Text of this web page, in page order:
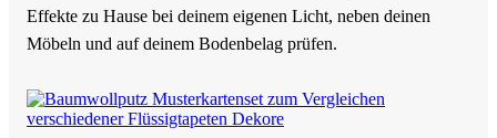
Effekte zu Hause bei deinem eigenen Licht, neben deinen
Möbeln und auf deinem Bodenbelag prüfen.